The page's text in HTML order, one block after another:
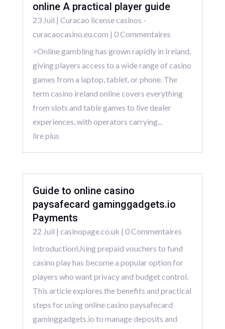
online A practical player guide
23 Juil | Curacao license casinos -
curacaocasino.eu.com | 0 Commentaires
>Online gambling has grown rapidly in Ireland,
giving players access to a wide range of casino
games from a laptop, tablet, or phone. The
term casino ireland online covers everything
from slots and table games to live dealer
experiences, with operators carrying...
lire plus
Guide to online casino
paysafecard gaminggadgets.io
Payments
22 Juil | casinopage.co.uk | 0 Commentaires
IntroductionUsing prepaid vouchers to fund
casino play has become a popular option for
players who want privacy and budget control.
This article explores the benefits and practical
steps for using online casino paysafecard
gaminggadgets.io to manage deposits and